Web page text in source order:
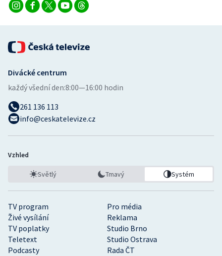
TV program
Pro média
Živé vysílání
Reklama
TV poplatky
Studio Brno
Teletext
Studio Ostrava
Podcasty
Rada ČT
Divácké centrum
každý všední den:8:00—16:00 hodin
261 136 113
info@ceskatelevize.cz
Vzhled
Světlý Tmavý Systém